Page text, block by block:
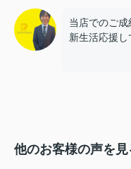
当店でのご成
新生活応援し
他のお客様の声を見